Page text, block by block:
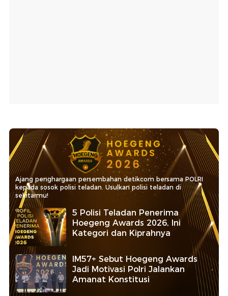
Ajang penghargaan persembahan detikcom bersama POLRI
kepada sosok polisi teladan. Usulkan polisi teladan di
sekitarmu!
5 Polisi Teladan Penerima
Hoegeng Awards 2026, Ini
Kategori dan Kiprahnya
IM57+ Sebut Hoegeng Awards
Jadi Motivasi Polri Jalankan
Amanat Konstitusi